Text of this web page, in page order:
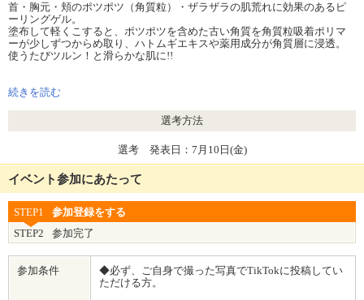
首・胸元・頬のポツポツ（角質粒）・ザラザラの肌荒れに効果のあるピ
ーリングゲル。
塗布して軽くこすると、ポツポツを含めた古い角質を角質粒吸着ポリマ
ーが少しずつからめ取り、ハトムギエキスや薬用成分が角質層に浸透。
使うたびツルン！と滑らかな肌に!!
続きを読む
選考方法
選考 発表日：7月10日(金)
イベント参加にあたって
STEP1
参加登録をする
STEP2
参加完了
参加条件
◆必ず、ご自身で撮った写真でTikTokに投稿してい
ただける方。